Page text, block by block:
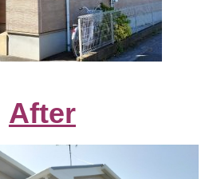
After